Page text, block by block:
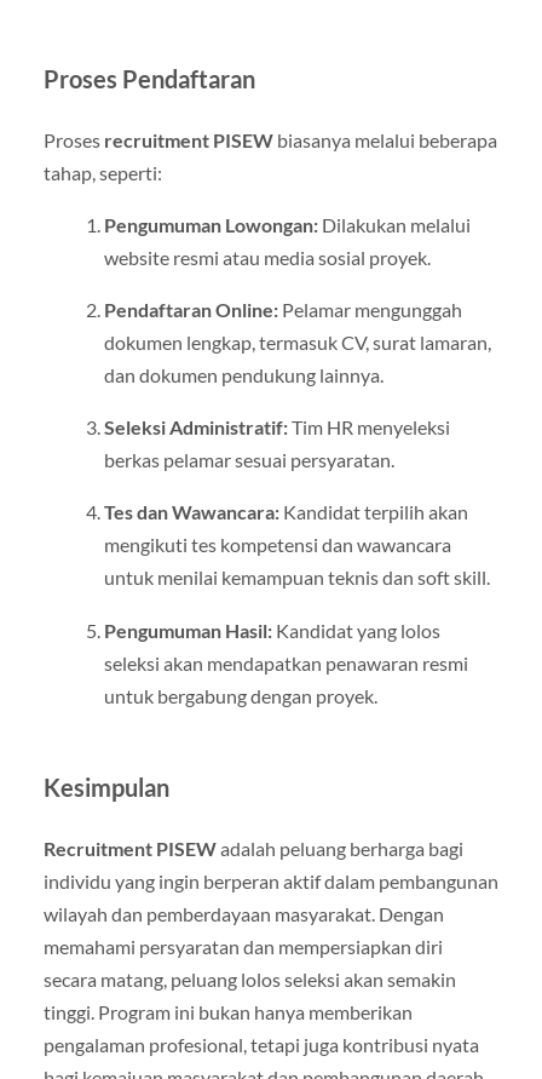
Proses Pendaftaran
Proses recruitment PISEWbiasanya melalui beberapa
tahap, seperti:
Pengumuman Lowongan:Dilakukan melalui
website resmi atau media sosial proyek.
Pendaftaran Online:Pelamar mengunggah
dokumen lengkap, termasuk CV, surat lamaran,
dan dokumen pendukung lainnya.
Seleksi Administratif:Tim HR menyeleksi
berkas pelamar sesuai persyaratan.
Tes dan Wawancara:Kandidat terpilih akan
mengikuti tes kompetensi dan wawancara
untuk menilai kemampuan teknis dan soft skill.
Pengumuman Hasil:Kandidat yang lolos
seleksi akan mendapatkan penawaran resmi
untuk bergabung dengan proyek.
Kesimpulan
Recruitment PISEWadalah peluang berharga bagi
individu yang ingin berperan aktif dalam pembangunan
wilayah dan pemberdayaan masyarakat. Dengan
memahami persyaratan dan mempersiapkan diri
secara matang, peluang lolos seleksi akan semakin
tinggi. Program ini bukan hanya memberikan
pengalaman profesional, tetapi juga kontribusi nyata